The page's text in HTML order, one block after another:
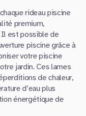
rideau piscine
premium,
est possible de
piscine grâce à
votre piscine
jardin. Ces lames
de chaleur,
d’eau plus
énergétique de